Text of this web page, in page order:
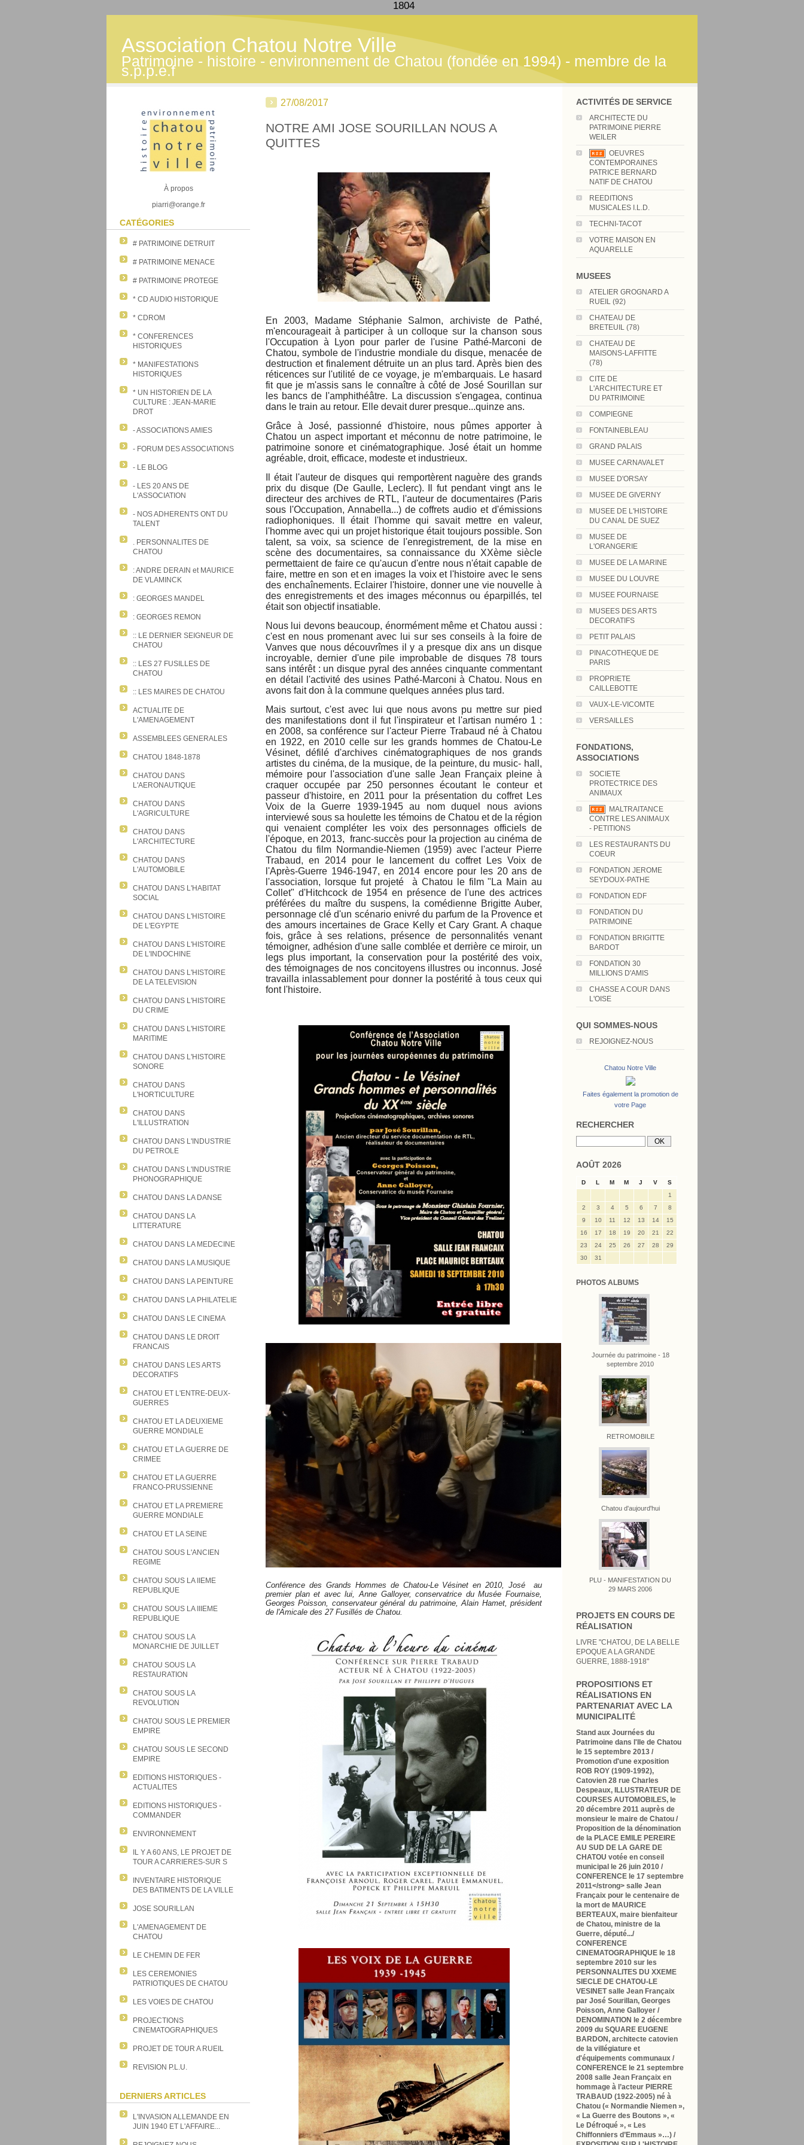
1804
Association Chatou Notre Ville
Patrimoine - histoire - environnement de Chatou (fondée en 1994) - membre de la
s.p.p.e.f
À propos
piarri@orange.fr
CATÉGORIES
# PATRIMOINE DETRUIT
# PATRIMOINE MENACE
# PATRIMOINE PROTEGE
* CD AUDIO HISTORIQUE
* CDROM
* CONFERENCES
HISTORIQUES
* MANIFESTATIONS
HISTORIQUES
* UN HISTORIEN DE LA
CULTURE : JEAN-MARIE
DROT
- ASSOCIATIONS AMIES
- FORUM DES ASSOCIATIONS
- LE BLOG
- LES 20 ANS DE
L'ASSOCIATION
- NOS ADHERENTS ONT DU
TALENT
. PERSONNALITES DE
CHATOU
: ANDRE DERAIN et MAURICE
DE VLAMINCK
: GEORGES MANDEL
: GEORGES REMON
:: LE DERNIER SEIGNEUR DE
CHATOU
:: LES 27 FUSILLES DE
CHATOU
:: LES MAIRES DE CHATOU
ACTUALITE DE
L'AMENAGEMENT
ASSEMBLEES GENERALES
CHATOU 1848-1878
CHATOU DANS
L'AERONAUTIQUE
CHATOU DANS
L'AGRICULTURE
CHATOU DANS
L'ARCHITECTURE
CHATOU DANS
L'AUTOMOBILE
CHATOU DANS L'HABITAT
SOCIAL
CHATOU DANS L'HISTOIRE
DE L'EGYPTE
CHATOU DANS L'HISTOIRE
DE L'INDOCHINE
CHATOU DANS L'HISTOIRE
DE LA TELEVISION
CHATOU DANS L'HISTOIRE
DU CRIME
CHATOU DANS L'HISTOIRE
MARITIME
CHATOU DANS L'HISTOIRE
SONORE
CHATOU DANS
L'HORTICULTURE
CHATOU DANS
L'ILLUSTRATION
CHATOU DANS L'INDUSTRIE
DU PETROLE
CHATOU DANS L'INDUSTRIE
PHONOGRAPHIQUE
CHATOU DANS LA DANSE
CHATOU DANS LA
LITTERATURE
CHATOU DANS LA MEDECINE
CHATOU DANS LA MUSIQUE
CHATOU DANS LA PEINTURE
CHATOU DANS LA PHILATELIE
CHATOU DANS LE CINEMA
CHATOU DANS LE DROIT
FRANCAIS
CHATOU DANS LES ARTS
DECORATIFS
CHATOU ET L'ENTRE-DEUX-
GUERRES
CHATOU ET LA DEUXIEME
GUERRE MONDIALE
CHATOU ET LA GUERRE DE
CRIMEE
CHATOU ET LA GUERRE
FRANCO-PRUSSIENNE
CHATOU ET LA PREMIERE
GUERRE MONDIALE
CHATOU ET LA SEINE
CHATOU SOUS L'ANCIEN
REGIME
CHATOU SOUS LA IIEME
REPUBLIQUE
CHATOU SOUS LA IIIEME
REPUBLIQUE
CHATOU SOUS LA
MONARCHIE DE JUILLET
CHATOU SOUS LA
RESTAURATION
CHATOU SOUS LA
REVOLUTION
CHATOU SOUS LE PREMIER
EMPIRE
CHATOU SOUS LE SECOND
EMPIRE
EDITIONS HISTORIQUES -
ACTUALITES
EDITIONS HISTORIQUES -
COMMANDER
ENVIRONNEMENT
IL Y A 60 ANS, LE PROJET DE
TOUR A CARRIERES-SUR S
INVENTAIRE HISTORIQUE
DES BATIMENTS DE LA VILLE
JOSE SOURILLAN
L'AMENAGEMENT DE
CHATOU
LE CHEMIN DE FER
LES CEREMONIES
PATRIOTIQUES DE CHATOU
LES VOIES DE CHATOU
PROJECTIONS
CINEMATOGRAPHIQUES
PROJET DE TOUR A RUEIL
REVISION P.L.U.
DERNIERS ARTICLES
L'INVASION ALLEMANDE EN
JUIN 1940 ET L'AFFAIRE...
ACTIVITÉS DE SERVICE
ARCHITECTE DU
PATRIMOINE PIERRE
WEILER
OEUVRES
CONTEMPORAINES
PATRICE BERNARD
NATIF DE CHATOU
REEDITIONS
MUSICALES I.L.D.
TECHNI-TACOT
VOTRE MAISON EN
AQUARELLE
MUSEES
ATELIER GROGNARD A
RUEIL (92)
CHATEAU DE
BRETEUIL (78)
CHATEAU DE
MAISONS-LAFFITTE
(78)
CITE DE
L'ARCHITECTURE ET
DU PATRIMOINE
COMPIEGNE
FONTAINEBLEAU
GRAND PALAIS
MUSEE CARNAVALET
MUSEE D'ORSAY
MUSEE DE GIVERNY
MUSEE DE L'HISTOIRE
DU CANAL DE SUEZ
MUSEE DE
L'ORANGERIE
MUSEE DE LA MARINE
MUSEE DU LOUVRE
MUSEE FOURNAISE
MUSEES DES ARTS
DECORATIFS
PETIT PALAIS
PINACOTHEQUE DE
PARIS
PROPRIETE
CAILLEBOTTE
VAUX-LE-VICOMTE
VERSAILLES
FONDATIONS,
ASSOCIATIONS
SOCIETE
PROTECTRICE DES
ANIMAUX
MALTRAITANCE
CONTRE LES ANIMAUX
- PETITIONS
LES RESTAURANTS DU
COEUR
FONDATION JEROME
SEYDOUX-PATHE
FONDATION EDF
FONDATION DU
PATRIMOINE
FONDATION BRIGITTE
BARDOT
FONDATION 30
MILLIONS D'AMIS
CHASSE A COUR DANS
L'OISE
QUI SOMMES-NOUS
REJOIGNEZ-NOUS
Chatou Notre Ville
Faites également la promotion de
votre Page
RECHERCHER
AOÛT 2026
D L M M J V
S
1
2
3 4 5 6 7
8
9
10 11 12 13 14
15
16
17 18 19 20 21
22
23
24 25 26 27 28
29
30
31
PHOTOS ALBUMS
Journée du patrimoine - 18
septembre 2010
RETROMOBILE
Chatou d'aujourd'hui
PLU - MANIFESTATION DU
29 MARS 2006
PROJETS EN COURS DE
RÉALISATION
LIVRE "CHATOU, DE LA BELLE
EPOQUE A LA GRANDE
GUERRE, 1888-1918"
PROPOSITIONS ET
RÉALISATIONS EN
PARTENARIAT AVEC LA
MUNICIPALITÉ
Stand aux Journées du
Patrimoine dans l'Ile de Chatou
le 15 septembre 2013 /
Promotion d'une exposition
ROB ROY (1909-1992),
Catovien 28 rue Charles
Despeaux, ILLUSTRATEUR DE
COURSES AUTOMOBILES, le
20 décembre 2011 auprès de
monsieur le maire de Chatou /
Proposition de la dénomination
de la PLACE EMILE PEREIRE
AU SUD DE LA GARE DE
CHATOU votée en conseil
municipal le 26 juin 2010 /
CONFERENCE le 17 septembre
2011</strong> salle Jean
Françaix pour le centenaire de
la mort de MAURICE
BERTEAUX, maire bienfaiteur
de Chatou, ministre de la
Guerre, député.../
CONFERENCE
CINEMATOGRAPHIQUE le 18
septembre 2010 sur les
PERSONNALITES DU XXEME
SIECLE DE CHATOU-LE
VESINETsalle Jean Françaix
par José Sourillan, Georges
Poisson, Anne Galloyer /
DENOMINATION le 2 décembre
2009 du SQUARE EUGENE
BARDON, architecte catovien
de la villégiature et
d'équipements communaux /
CONFERENCE le 21 septembre
2008 salle Jean Françaix en
hommage à l’acteur PIERRE
TRABAUD (1922-2005) né à
Chatou (« Normandie Niemen »,
« La Guerre des Boutons », «
Le Défroqué », « Les
Chiffonniers d’Emmaus »…) /
27/08/2017
NOTRE AMI JOSE SOURILLAN NOUS A
QUITTES
En 2003, Madame Stéphanie Salmon, archiviste de Pathé,
m'encourageait à participer à un colloque sur la chanson sous
l'Occupation à Lyon pour parler de l'usine Pathé-Marconi de
Chatou, symbole de l'industrie mondiale du disque, menacée de
destruction et finalement détruite un an plus tard. Après bien des
réticences sur l'utilité de ce voyage, je m'embarquais. Le hasard
fit que je m'assis sans le connaître à côté de José Sourillan sur
les bancs de l'amphithéâtre. La discussion s'engagea, continua
dans le train au retour. Elle devait durer presque...quinze ans.
Grâce à José, passionné d'histoire, nous pûmes apporter à
Chatou un aspect important et méconnu de notre patrimoine, le
patrimoine sonore et cinématographique. José était un homme
agréable, droit, efficace, modeste et industrieux.
Il était l'auteur de disques qui remportèrent naguère des grands
prix du disque (De Gaulle, Leclerc). Il fut pendant vingt ans le
directeur des archives de RTL, l'auteur de documentaires (Paris
sous l'Occupation, Annabella...) de coffrets audio et d'émissions
radiophoniques. Il était l'homme qui savait mettre en valeur,
l'homme avec qui un projet historique était toujours possible. Son
talent, sa voix, sa science de l'enregistrement, de la mise en
scène des documentaires, sa connaissance du XXème siècle
permettaient de faire ce qu'aucun d'entre nous n'était capable de
faire, mettre en son et en images la voix et l'histoire avec le sens
des enchaînements. Eclairer l'histoire, donner une vie nouvelle à
des enregistrements et des images méconnus ou éparpillés, tel
était son objectif insatiable.
Nous lui devons beaucoup, énormément même et Chatou aussi :
c'est en nous promenant avec lui sur ses conseils à la foire de
Vanves que nous découvrîmes il y a presque dix ans un disque
incroyable, dernier d'une pile improbable de disques 78 tours
sans intérêt : un disque pyral des années cinquante commentant
en détail l'activité des usines Pathé-Marconi à Chatou. Nous en
avons fait don à la commune quelques années plus tard.
Mais surtout, c'est avec lui que nous avons pu mettre sur pied
des manifestations dont il fut l'inspirateur et l'artisan numéro 1 :
en 2008, sa conférence sur l'acteur Pierre Trabaud né à Chatou
en 1922, en 2010 celle sur les grands hommes de Chatou-Le
Vésinet, défilé d'archives cinématographiques de nos grands
artistes du cinéma, de la musique, de la peinture, du music- hall,
mémoire pour l'association d'une salle Jean Françaix pleine à
craquer occupée par 250 personnes écoutant le conteur et
passeur d'histoire, en 2011 pour la présentation du coffret Les
Voix de la Guerre 1939-1945 au nom duquel nous avions
interviewé sous sa houlette les témoins de Chatou et de la région
qui venaient compléter les voix des personnages officiels de
l'époque, en 2013, franc-succès pour la projection au cinéma de
Chatou du film Normandie-Niemen (1959) avec l'acteur Pierre
Trabaud, en 2014 pour le lancement du coffret Les Voix de
l'Après-Guerre 1946-1947, en 2014 encore pour les 20 ans de
l'association, lorsque fut projeté à Chatou le film "La Main au
Collet" d'Hitchcock de 1954 en présence de l'une des actrices
préférées du maître du suspens, la comédienne Brigitte Auber,
personnage clé d'un scénario enivré du parfum de la Provence et
des amours incertaines de Grace Kelly et Cary Grant. A chaque
fois, grâce à ses relations, présence de personnalités venant
témoigner, adhésion d'une salle comblée et derrière ce miroir, un
legs plus important, la conservation pour la postérité des voix,
des témoignages de nos concitoyens illustres ou inconnus. José
travailla inlassablement pour donner la postérité à tous ceux qui
font l'histoire.
Conférence des Grands Hommes de Chatou-Le Vésinet en 2010, José au
premier plan et avec lui, Anne Galloyer, conservatrice du Musée Fournaise,
Georges Poisson, conservateur général du patrimoine, Alain Hamet, président
de l'Amicale des 27 Fusillés de Chatou.